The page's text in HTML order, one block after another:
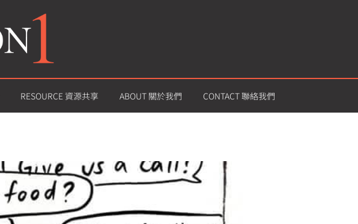
RESOURCE 資源共享 ABOUT 關於我們 CONTACT 聯絡我們